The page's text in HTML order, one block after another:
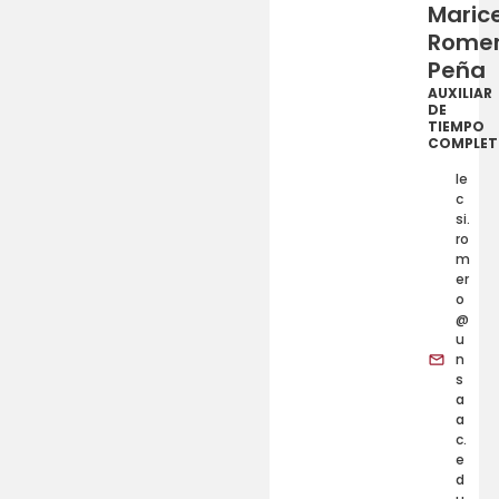
Peña
AUXILIAR
DE
TIEMPO
le
c
si.
ro
m
er
o
@
u
n
s
a
a
c.
e
d